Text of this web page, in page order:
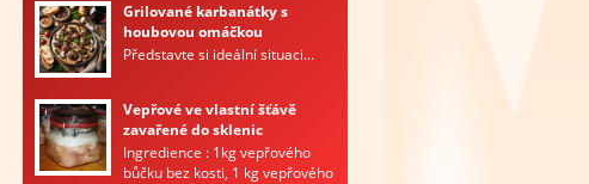
Grilované karbanátky s
houbovou omáčkou
Představte si ideální situaci...
Vepřové ve vlastní šťávě
zavařené do sklenic
Ingredience : 1kg vepřového
bůčku bez kosti, 1 kg vepřového